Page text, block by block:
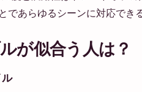
であらゆるシーンに対応でき
が似合う人は？